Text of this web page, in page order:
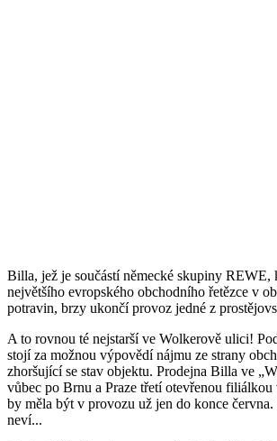
Billa, jež je součástí německé skupiny REWE,
největšího evropského obchodního řetězce v
potravin, brzy ukončí provoz jedné z
A to rovnou té nejstarší ve Wolkerově ulici!
stojí za možnou výpovědí nájmu ze strany
zhoršující se stav objektu. Prodejna Billa ve
vůbec po Brnu a Praze třetí otevřenou filiálkou
by měla být v provozu už jen do konce června.
neví...